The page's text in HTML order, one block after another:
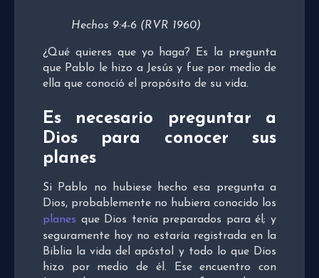
Hechos 9:4-6 (RVR 1960)
¿Qué quieres que yo haga? Es la pregunta
que Pablo le hizo a Jesús y fue por medio de
ella que conoció el propósito de su vida.
Es necesario preguntar a
Dios para conocer sus
planes
Si Pablo no hubiese hecho esa pregunta a
Dios, probablemente no hubiera conocido los
planes que Dios tenía preparados para él; y
seguramente hoy no estaría registrada en la
Biblia la vida del apóstol y todo lo que Dios
hizo por medio de él. Ese encuentro con